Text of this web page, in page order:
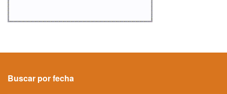
Buscar por fecha